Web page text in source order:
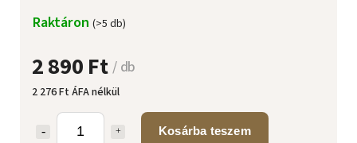
2 890 Ft/ db
2 276 Ft ÁFA nélkül
Kosárba teszem
Raktáron (>5 db)